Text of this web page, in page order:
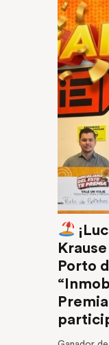
Porto